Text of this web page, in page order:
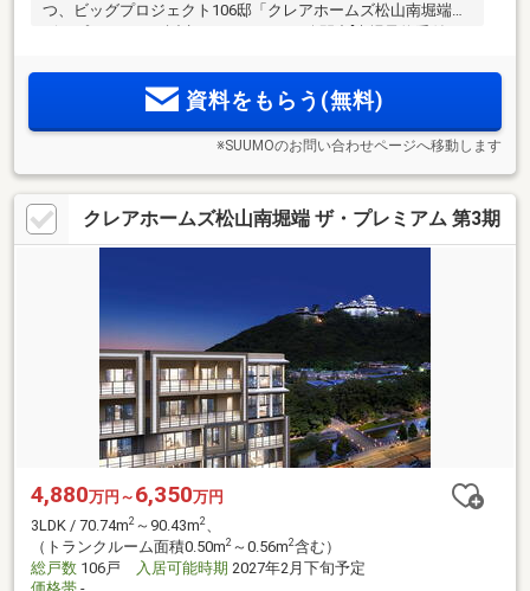
つ、ビッグプロジェクト106邸「クレアホームズ松山南堀端
資料をもらう(無料)
※SUUMOのお問い合わせページへ移動します
クレアホームズ松山南堀端 ザ・プレミアム 第3期
4,880万円～ 6,350万円
3LDK / 70.74m2 ～90.43m2、
（トランクルーム面積0.50m2 ～0.56m2含む）
総戸数 106戸 入居可能時期 2027年2月下旬予定